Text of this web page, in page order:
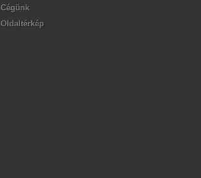
Cégünk
Oldaltérkép